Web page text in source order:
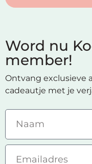
Word nu
member!
Ontvang exclusieve
cadeautje met je